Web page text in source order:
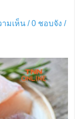
ามเห็น /0ชอบจัง /